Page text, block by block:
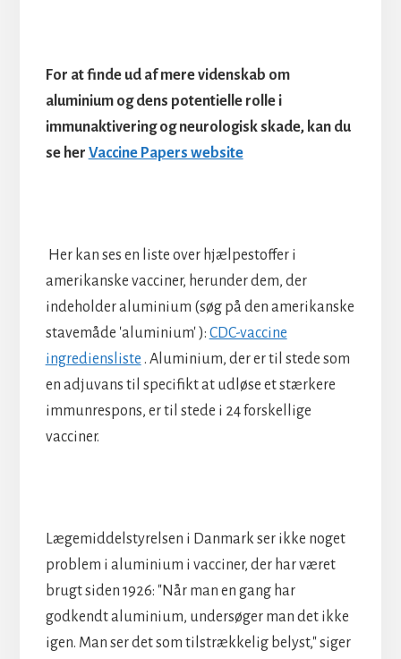
For at finde ud af mere videnskab om
aluminium og dens potentielle rolle i
immunaktivering og neurologisk skade, kan du
se her Vaccine Papers website
Her kan ses en liste over hjælpestoffer i
amerikanske vacciner, herunder dem, der
indeholder aluminium (søg på den amerikanske
stavemåde 'aluminium' ): CDC-vaccine
ingrediensliste . Aluminium, der er til stede som
en adjuvans til specifikt at udløse et stærkere
immunrespons, er til stede i 24 forskellige
vacciner.
Lægemiddelstyrelsen i Danmark ser ikke noget
problem i aluminium i vacciner, der har været
brugt siden 1926: "Når man en gang har
godkendt aluminium, undersøger man det ikke
igen. Man ser det som tilstrækkelig belyst," siger